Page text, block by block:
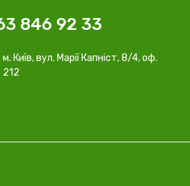
846 92 33
м. Київ, вул. Марії Капніст, 8/4, оф.
212